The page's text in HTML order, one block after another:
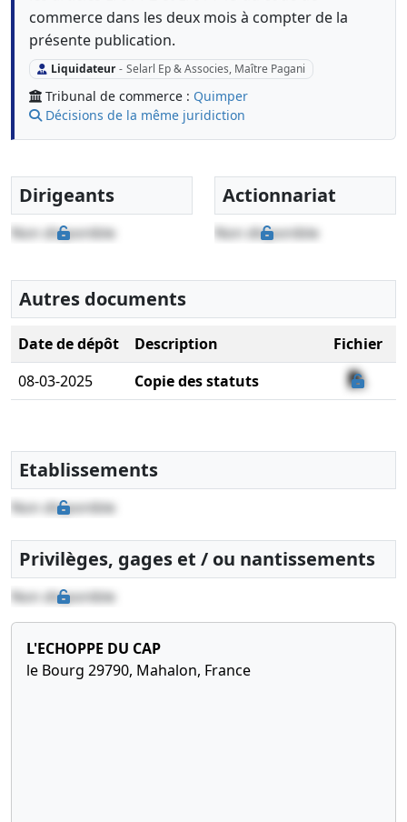
commerce dans les deux mois à compter de la
présente publication.
Liquidateur - Selarl Ep & Associes, Maître Pagani
Tribunal de commerce : Quimper
Décisions de la même juridiction
Dirigeants
Non disponible
Actionnariat
Non disponible
Autres documents
Date de dépôt Description
Fichier
08-03-2025
Copie des statuts
Etablissements
Non disponible
Privilèges, gages et / ou nantissements
Non disponible
L'ECHOPPE DU CAP
le Bourg 29790, Mahalon, France